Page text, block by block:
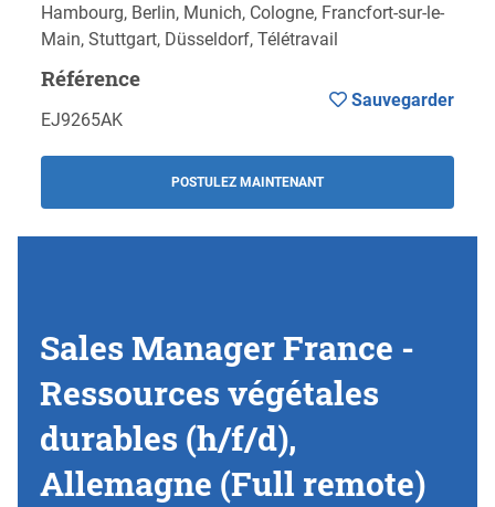
Hambourg, Berlin, Munich, Cologne, Francfort-sur-le-
Main, Stuttgart, Düsseldorf, Télétravail
Référence
EJ9265AK
POSTULEZ MAINTENANT
Sauvegarder
Sales Manager France -
Ressources végétales
durables (h/f/d),
Allemagne (Full remote)